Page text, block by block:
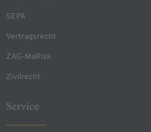
SEPA
Vertragsrecht
ZAG-MaRisk
Zivilrecht
Service